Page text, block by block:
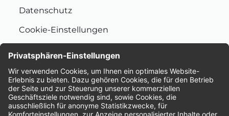
Datenschutz
Cookie-Einstellungen
Bewertungen